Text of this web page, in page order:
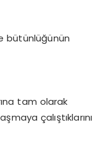
bütünlüğünün
tam olarak
çalıştıklarını